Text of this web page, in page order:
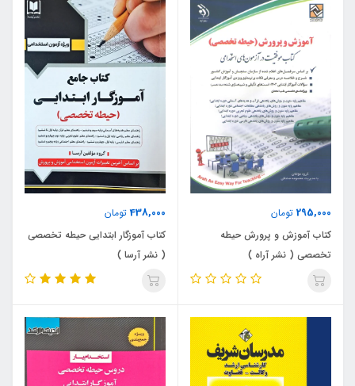
295,000 تومان
کتاب آموزش و پرورش حیطه
تخصصی ( نشر آراه )
438,000تومان
کتاب آموزگار ابتدایی حیطه تخصصی
( نشر آرسا )